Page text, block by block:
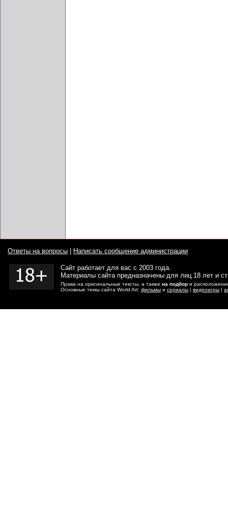
Ответы на вопросы Написать сообщение администрации
Сайт работает для вас с 2003 года.
Материалы сайта предназначены для лиц 18 лет и
Права на оригинальные тексты, а также на подбор и
Основные темы сайта World Art: фильмы и сериалы | видеоигры |